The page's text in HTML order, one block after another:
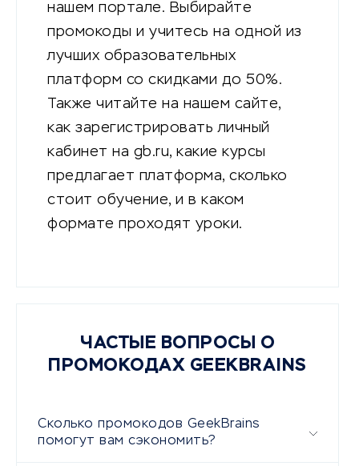
нашем портале. Выбирайте
промокоды и учитесь на одной из
лучших образовательных
платформ со скидками до 50%.
Также читайте на нашем сайте,
как зарегистрировать личный
кабинет на gb.ru, какие курсы
предлагает платформа, сколько
стоит обучение, и в каком
формате проходят уроки.
ЧАСТЫЕ ВОПРОСЫ О
ПРОМОКОДАХ GEEKBRAINS
Сколько промокодов GeekBrains
помогут вам сэкономить?